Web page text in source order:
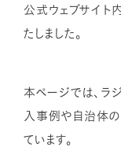
公式ウェブサイト
たしました。​
本ページでは、ラ
入事例や自治体
ています。​